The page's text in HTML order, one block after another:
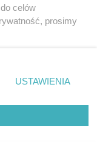
celów
prosimy
rogu strony
nie wymagają
się
miały
USTAWIENIA